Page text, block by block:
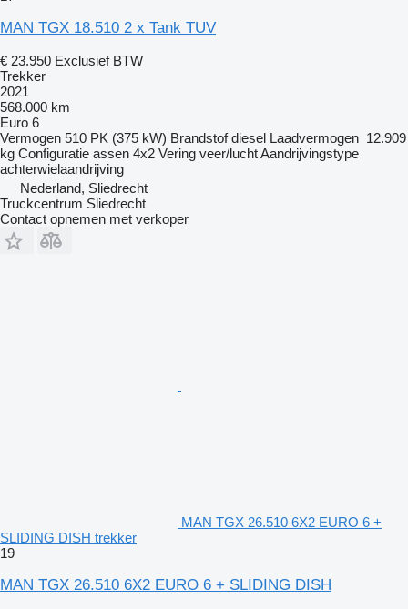
MAN TGX 18.510 2 x Tank TUV
€ 23.950 Exclusief BTW
Trekker
2021
568.000 km
Euro 6
Vermogen 510 PK (375 kW) Brandstof diesel Laadvermogen 12.909
kg Configuratie assen 4x2 Vering veer/luchtAandrijvingstype
achterwielaandrijving
Nederland, Sliedrecht
Truckcentrum Sliedrecht
Contact opnemen met verkoper
MAN TGX 26.510 6X2 EURO 6 +
SLIDING DISH trekker
19
MAN TGX 26.510 6X2 EURO 6 + SLIDING DISH